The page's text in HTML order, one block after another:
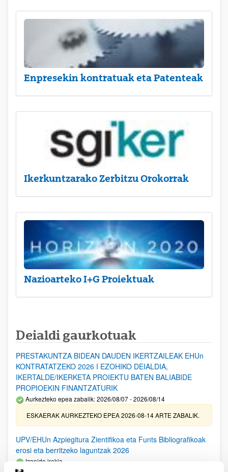
Enpresekin kontratuak eta Patenteak
Ikerkuntzarako Zerbitzu Orokorrak
Nazioarteko I+G Proiektuak
Deialdi gaurkotuak
PRESTAKUNTZA BIDEAN DAUDEN IKERTZAILEAK EHUn
KONTRATATZEKO 2026 I EZOHIKO DEIALDIA,
IKERTALDE/IKERKETA PROIEKTU BATEN BALIABIDE
PROPIOEKIN FINANTZATURIK
Aurkezteko epea zabalik: 2026/08/07 - 2026/08/14
ESKAERAK AURKEZTEKO EPEA 2026-08-14 ARTE ZABALIK.
UPV/EHUn Azpiegitura Zientifikoa eta Funts Bibliografikoak
erosi eta berritzeko laguntzak 2026
Izapide irekia